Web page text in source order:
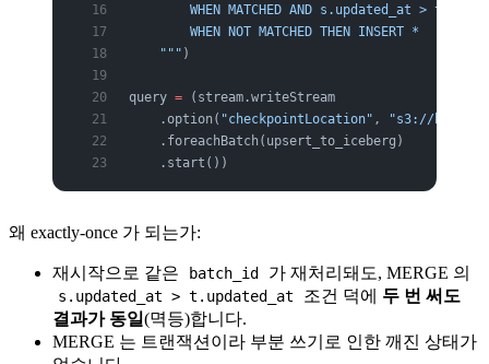
WHEN MATCHED AND s.updated_at >
        WHEN NOT MATCHED THEN INSERT *
    """
)
query = (stream.writeStream
    .option(
"checkpointLocation" ,
"s3://bucket/
    .foreachBatch(upsert_to_iceberg)
    .start())
왜 exactly-once 가 되는가:
재시작으로 같은 batch_id 가 재처리돼도, MERGE 의
s.updated_at > t.updated_at 조건 덕에 두 번 써도
결과가 동일(멱등)합니다.
MERGE 는 트랜잭션이라 부분 쓰기로 인한 깨진 상태가